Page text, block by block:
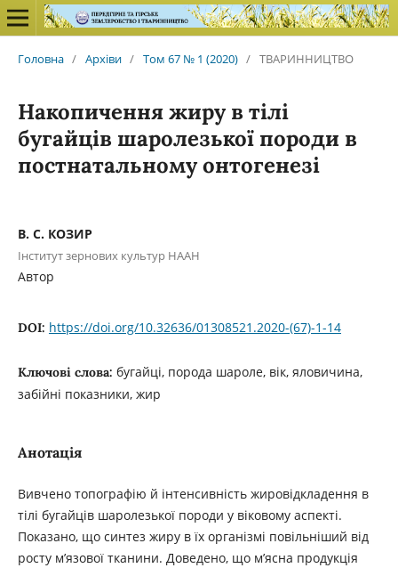
Головна / Архіви / Том 67 № 1 (2020) / ТВАРИННИЦТВО
Накопичення жиру в тілі
бугайців шаролезької породи в
постнатальному онтогенезі
В. С. КОЗИР
Інститут зернових культур НААН
Автор
DOI: https://doi.org/10.32636/01308521.2020-(67)-1-14
Ключові слова: бугайці, порода шароле, вік, яловичина,
забійні показники, жир
Анотація
Вивчено топографію й інтенсивність жировідкладення в
тілі бугайців шаролезької породи у віковому аспекті.
Показано, що синтез жиру в їх організмі повільніший від
росту м’язової тканини. Доведено, що м’ясна продукція